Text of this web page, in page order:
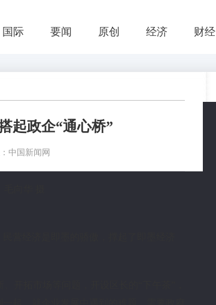
国际 要闻 原创 经济 财经
起政企“通心桥”
中国新闻网